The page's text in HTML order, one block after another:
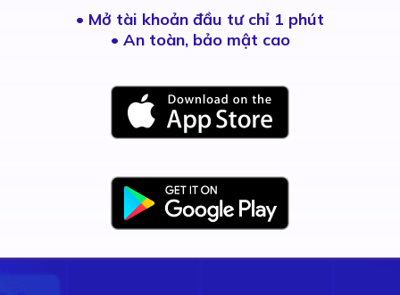
• Mở tài khoản đầu tư chỉ 1 phút
• An toàn, bảo mật cao